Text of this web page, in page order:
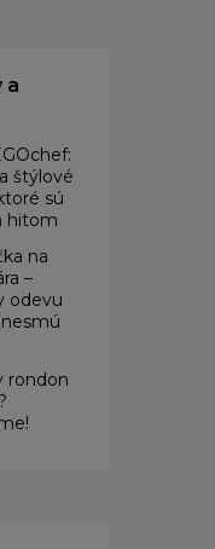
a
štýlové
sú
hitom
na
–
odevu
rondon